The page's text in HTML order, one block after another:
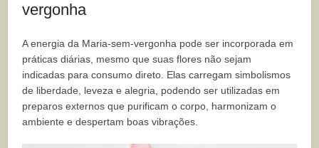
vergonha
A energia da Maria-sem-vergonha pode ser incorporada em
práticas diárias, mesmo que suas flores não sejam
indicadas para consumo direto. Elas carregam simbolismos
de liberdade, leveza e alegria, podendo ser utilizadas em
preparos externos que purificam o corpo, harmonizam o
ambiente e despertam boas vibrações.